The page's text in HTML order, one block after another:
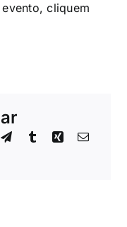
cliquem